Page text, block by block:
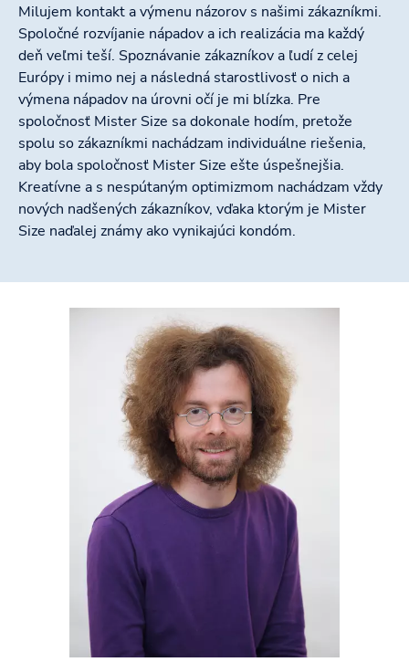
Milujem kontakt a výmenu názorov s našimi zákazníkmi.
Spoločné rozvíjanie nápadov a ich realizácia ma každý
deň veľmi teší. Spoznávanie zákazníkov a ľudí z celej
Európy i mimo nej a následná starostlivosť o nich a
výmena nápadov na úrovni očí je mi blízka. Pre
spoločnosť Mister Size sa dokonale hodím, pretože
spolu so zákazníkmi nachádzam individuálne riešenia,
aby bola spoločnosť Mister Size ešte úspešnejšia.
Kreatívne a s nespútaným optimizmom nachádzam vždy
nových nadšených zákazníkov, vďaka ktorým je Mister
Size naďalej známy ako vynikajúci kondóm.